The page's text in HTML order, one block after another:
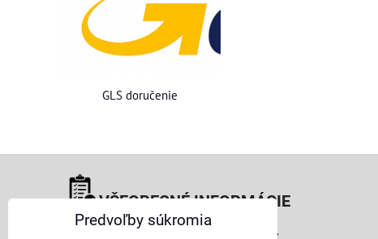
GLS doručenie
VŠEOBECNÉ INFORMÁCIE
Obchodné podmienky pre osoby
Predvoľby súkromia